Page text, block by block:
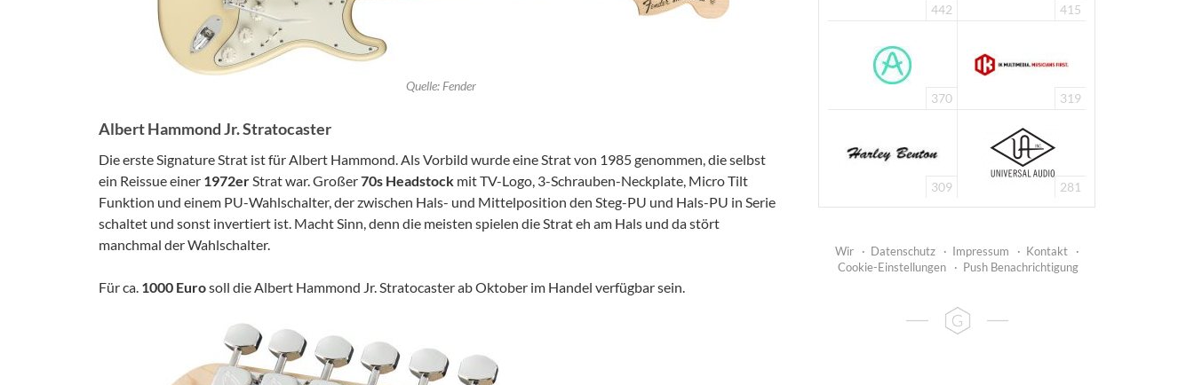
Quelle: Fender
Albert Hammond Jr. Stratocaster
Die erste Signature Strat ist für Albert Hammond. Als Vorbild wurde eine Strat von 1985 genommen, die selbst
ein Reissue einer 1972erStrat war. Großer70s Headstock mit TV-Logo, 3-Schrauben-Neckplate, Micro Tilt
Funktion und einem PU-Wahlschalter, der zwischen Hals- und Mittelposition den Steg-PU und Hals-PU in Serie
schaltet und sonst invertiert ist. Macht Sinn, denn die meisten spielen die Strat eh am Hals und da stört
manchmal der Wahlschalter.
Für ca. 1000 Eurosoll die Albert Hammond Jr. Stratocaster ab Oktober im Handel verfügbar sein.
442 415
370 319
309 281
Wir · Datenschutz · Impressum · Kontakt
·
Cookie-Einstellungen
· Push Benachrichtigung